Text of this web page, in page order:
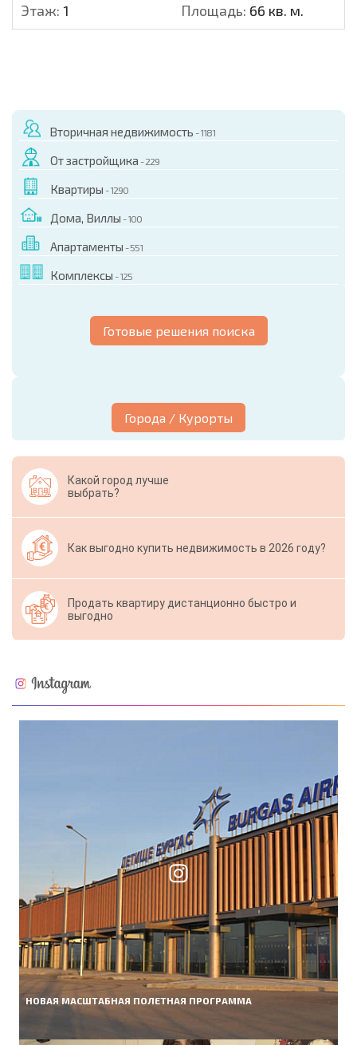
Этаж: 1 Площадь: 66 кв. м.
Вторичная недвижимость - 1181
От застройщика - 229
Квартиры - 1290
Дома, Виллы - 100
Апартаменты - 551
Комплексы - 125
Готовые решения поиска
Города / Курорты
Какой город лучше
выбрать?
Как выгодно купить недвижимость в 2026 году?
Продать квартиру дистанционно быстро и
выгодно
НОВАЯ МАСШТАБНАЯ ПОЛЕТНАЯ ПРОГРАММА